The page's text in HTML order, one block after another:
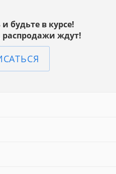
будьте в курсе!
ждут!